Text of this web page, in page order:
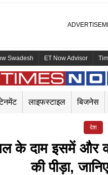
Swadesh ET Now Advisor
लाइफस्टाइल बिजनेस
देश
के दाम इसमें और
की पीड़ा,